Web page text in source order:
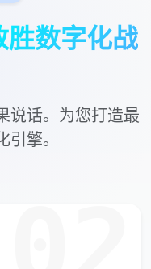
胜数字化战
说话。为您打造最
擎。